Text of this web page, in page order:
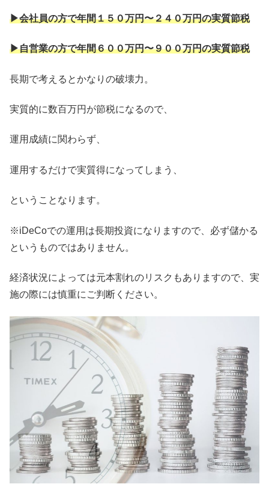
▶︎会社員の方で年間１５０万円〜２４０万円の実質節税
▶︎自営業の方で年間６００万円〜９００万円の実質節税
長期で考えるとかなりの破壊力。
実質的に数百万円が節税になるので、
運用成績に関わらず、
運用するだけで実質得になってしまう、
ということなります。
※iDeCoでの運用は長期投資になりますので、必ず儲かる
というものではありません。
経済状況によっては元本割れのリスクもありますので、実
施の際には慎重にご判断ください。